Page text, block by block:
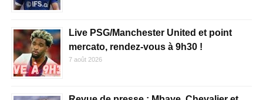
Live PSG/Manchester United et point
mercato, rendez-vous à 9h30 !
7 août 2026